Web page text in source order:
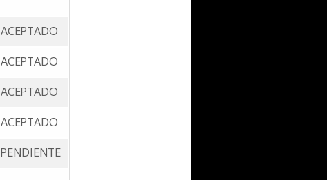
ACEPTADO
ACEPTADO
ACEPTADO
ACEPTADO
PENDIENTE